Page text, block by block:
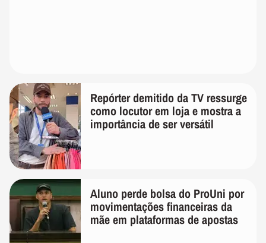
Repórter demitido da TV ressurge
como locutor em loja e mostra a
importância de ser versátil
Aluno perde bolsa do ProUni por
movimentações financeiras da
mãe em plataformas de apostas